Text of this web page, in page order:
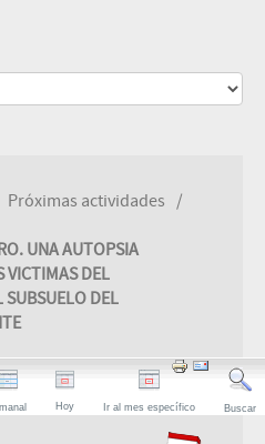
Próximas actividades
UNA AUTOPSIA
VICTIMAS DEL
SUBSUELO DEL
Hoy Ir al mes específico Buscar